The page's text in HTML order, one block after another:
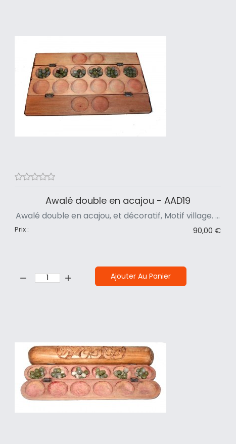
Awalé double en acajou - AAD19
Awalé double en acajou, et décoratif, Motif village. ...
Prix : 90,00 €
Quantité: Ajouter Au Panier